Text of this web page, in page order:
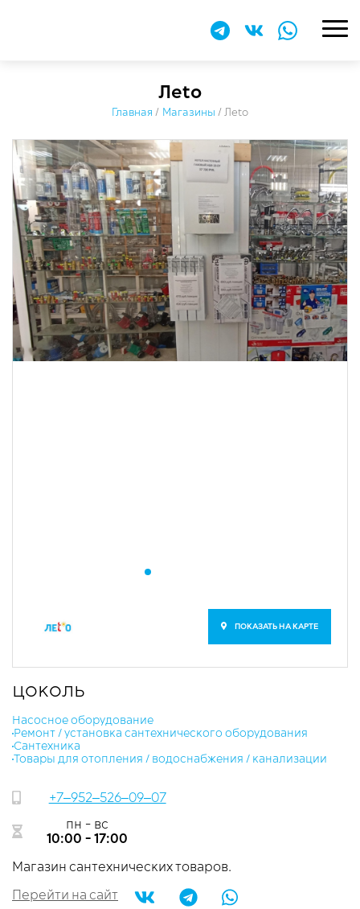
Леtо
Главная / Магазины /Леtо
ПОКАЗАТЬ НА КАРТЕ
цоколь
​Насосное оборудование
​Ремонт / установка сантехнического оборудования
Сантехника
​Товары для отопления / водоснабжения / канализации
+7‒952‒526‒09‒07
пн - вс
10:00 - 17:00
Магазин сантехнических товаров.
Перейти на сайт